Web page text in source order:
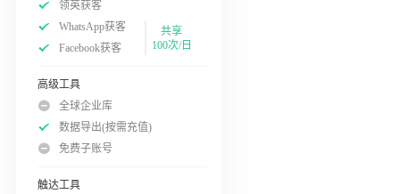
领英获客
WhatsApp获客
Facebook获客
共享
100次/日
高级工具
全球企业库
数据导出(按需充值)
免费子账号
触达工具